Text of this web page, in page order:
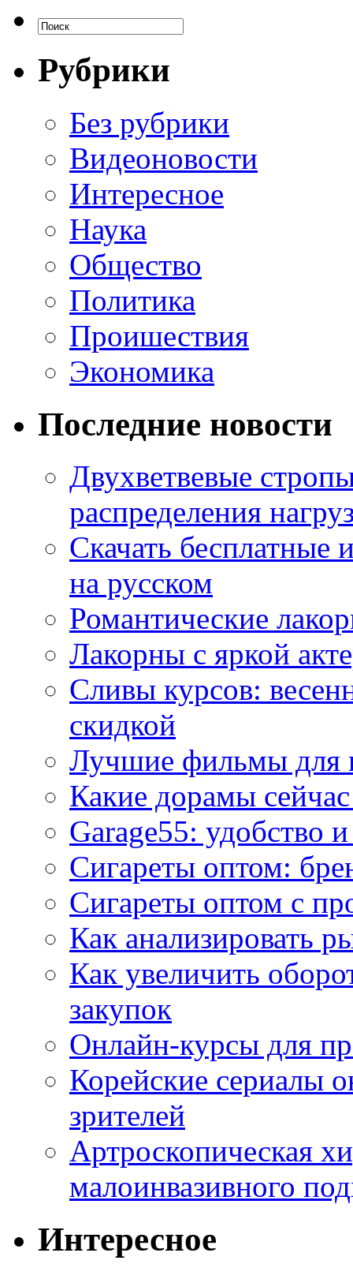
Рубрики
Без рубрики
Видеоновости
Интересное
Наука
Общество
Политика
Проишествия
Экономика
Последние новости
Двухветвевые
распределения
Скачать
на русском
Романтические
Лакорны с яркой
Сливы курсов:
скидкой
Лучшие фильмы для
Какие дорамы
Garage55: удобство
Сигареты оптом:
Сигареты оптом с
Как анализировать
Как увеличить
закупок
Онлайн-курсы для
Корейские сериалы
зрителей
Артроскопическая
малоинвазивного
Интересное